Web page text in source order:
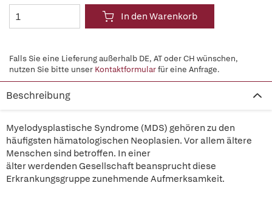
In den Warenkorb
Falls Sie eine Lieferung außerhalb DE, AT oder CH wünschen,
nutzen Sie bitte unser Kontaktformularfür eine Anfrage.
Beschreibung
Myelodysplastische Syndrome (MDS) gehören zu den
häufigsten hämatologischen Neoplasien. Vor allem ältere
Menschen sind betroffen. In einer
älter werdenden Gesellschaft beansprucht diese
Erkrankungsgruppe zunehmende Aufmerksamkeit.